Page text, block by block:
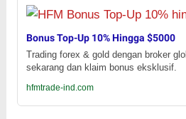
Bonus Top-Up 10% Hingga $5000
Trading forex & gold dengan broker
sekarang dan klaim bonus eksklusif.
hfmtrade-ind.com